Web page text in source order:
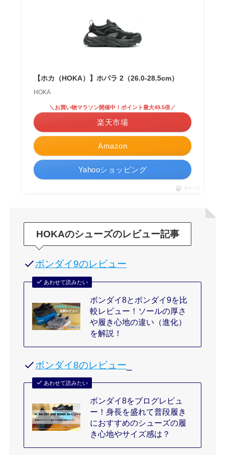
【ホカ（HOKA）】ホパラ 2（26.0-28.5cm）
HOKA
Amazon
＼お買い物マラソン開催中！ポイント最大49.5倍／
楽天市場
Yahooショッピング
ポチップ
HOKAのシューズのレビュー記事
ボンダイ9のレビュー
あわせて読みたい
ボンダイ8とボンダイ9を比
較レビュー！ソールの厚さ
や履き心地の違い（進化）
を解説！
ボンダイ8のレビュー
あわせて読みたい
ボンダイ8をブログレビュ
ー！身長を盛れて普段履き
におすすめのシューズの履
き心地やサイズ感は？